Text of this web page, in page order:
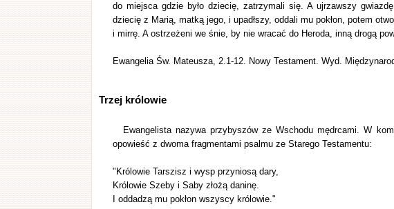
do miejsca gdzie było dziecię, zatrzymali się. A ujrzawszy
dziecię z Marią, matką jego, i upadłszy, oddali mu pokłon, potem
i mirrę. A ostrzeżeni we śnie, by nie wracać do Heroda, inną drogą
Ewangelia Św. Mateusza, 2.1-12. Nowy Testament. Wyd.
Trzej królowie
Ewangelista nazywa przybyszów ze Wschodu mędrcami. W
opowieść z dwoma fragmentami psalmu ze Starego Testamentu:
"Królowie Tarszisz i wysp przyniosą dary,
Królowie Szeby i Saby złożą daninę.
I oddadzą mu pokłon wszyscy królowie."